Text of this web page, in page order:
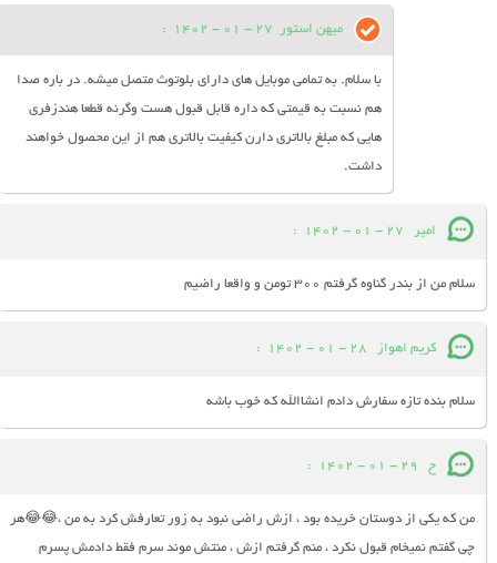
میهن استور 27 - 01 - 1402
:
با سلام. به تمامی موبایل های دارای بلوتوث متصل میشه. در باره صدا
هم نسبت به قیمتی که داره قابل قبول هست وگرنه قطعا هندزفری
هایی که مبلغ بالاتری دارن کیفیت بالاتری هم از این محصول خواهند
داشت.
امیر 27 - 01 - 1402
:
سلام من از بندر گناوه گرفتم 300 تومن و واقعا راضیم
کریم اهواز 28 - 01 - 1402
:
سلام بنده تازه سفارش دادم انشاالله که خوب باشه
ح 29 - 01 - 1402
:
من که یکی از دوستان خریده بود ، ازش راضی نبود به زور تعارفش کرد به من ،😂😂هر
چی گفتم نمیخام قبول نکرد ، منم گرفتم ازش ، منتش موند سرم فقط دادمش پسرم